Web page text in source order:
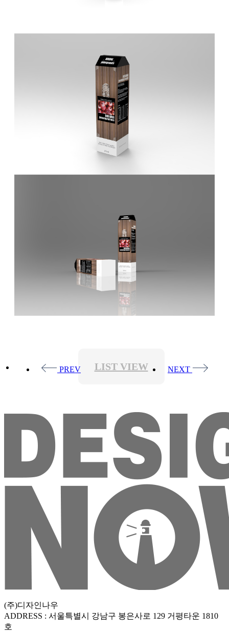
PREV LIST VIEW NEXT
(주)디자인나우
ADDRESS : 서울특별시 강남구 봉은사로 129 거평타운 1810
호